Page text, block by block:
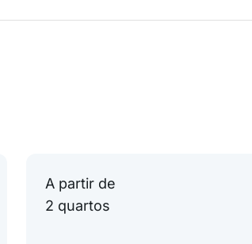
A partir de
2 quartos